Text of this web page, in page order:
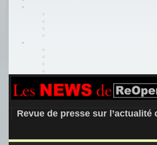
REOPEN911 –
Revue de presse sur l’actualité